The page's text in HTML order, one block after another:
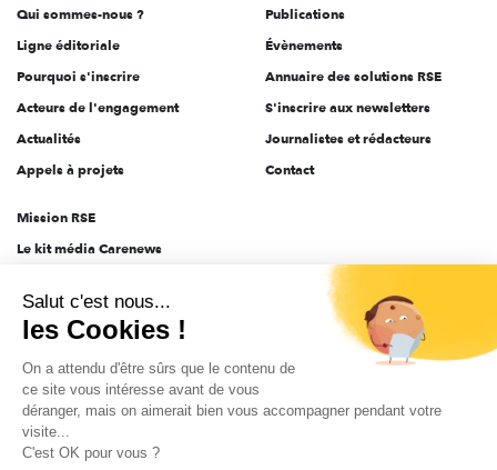
Qui sommes-nous ?
Ligne éditoriale
Pourquoi s'inscrire
Acteurs de l'engagement
Actualités
Appels à projets
Publications
Évènements
Annuaire des solutions RSE
S'inscrire aux newsletters
Journalistes et rédacteurs
Contact
Mission RSE
Le kit média Carenews
AEF info
Novethic
PRODURABLE
Inclusiv Day
Salut c'est nous...
les Cookies !
On a attendu d'être sûrs que le contenu de
ce site vous intéresse avant de vous
déranger, mais on aimerait bien vous accompagner pendant votre
visite...
C'est OK pour vous ?